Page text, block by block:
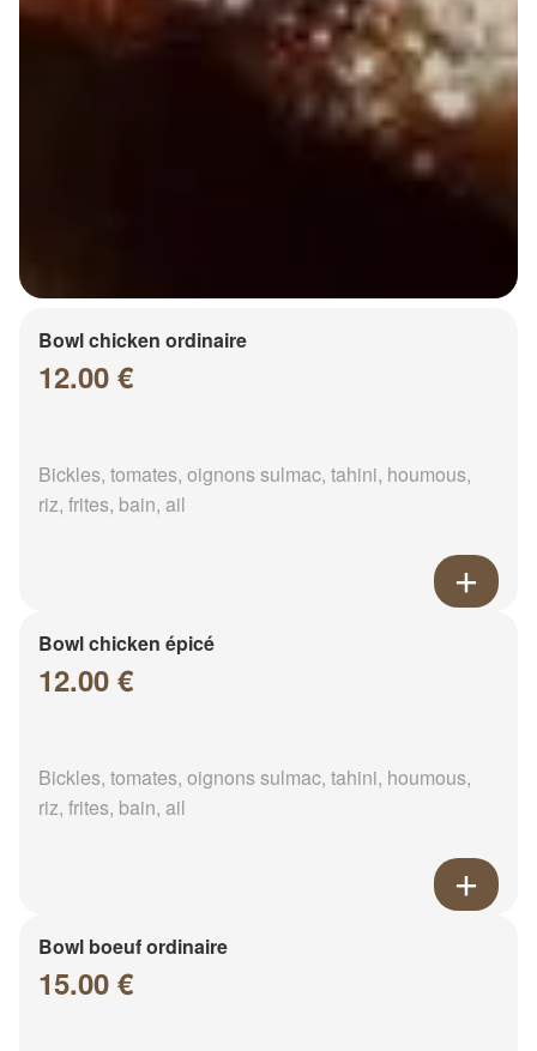
Bowl chicken ordinaire
12.00 €
Bickles, tomates, oignons sulmac, tahini, houmous,
riz, frites, bain, ail
Bowl chicken épicé
12.00 €
Bickles, tomates, oignons sulmac, tahini, houmous,
riz, frites, bain, ail
Bowl boeuf ordinaire
15.00 €